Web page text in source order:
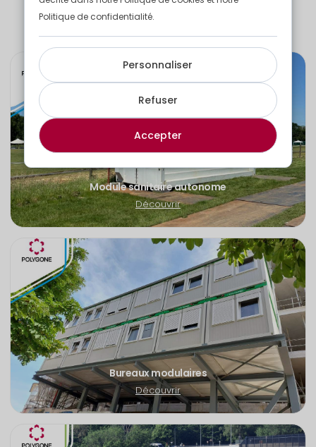
Découvrez d'autres de nos
réalisations
Module sanitaire autonome
Découvrir
Bureaux modulaires
Découvrir
Politique de confidentialité.
Accepter
Refuser
Personnaliser